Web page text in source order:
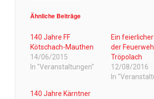
Ähnliche Beiträge
140 Jahre FF
Kötschach-Mauthen
14/06/2015
In "Veranstaltungen"
Ein
der
Tröpolach
12/08/2016
In
140 Jahre Kärntner